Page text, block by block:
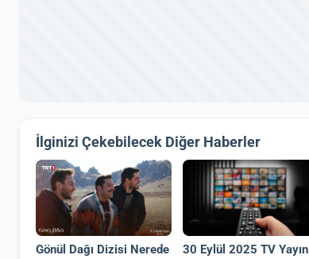
İlginizi Çekebilecek Diğer Haberler
Gönül Dağı Dizisi Nerede
30 Eylül 2025 TV Yayın